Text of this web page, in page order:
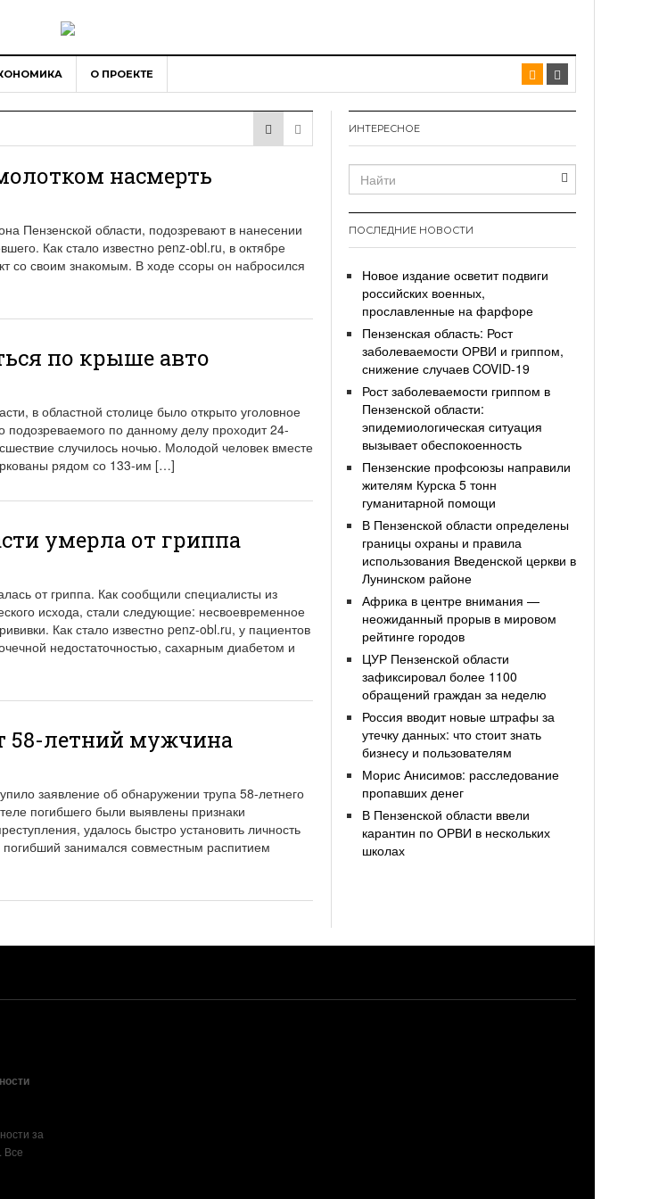
О ПРОЕКТЕ
насмерть
Пензенской области, подозревают в нанесении
Как стало известно penz-obl.ru, в октябре
со своим знакомым. В ходе ссоры он набросился
по крыше авто
в областной столице было открыто уголовное
подозреваемого по данному делу проходит 24-
случилось ночью. Молодой человек вместе
рядом со 133-им […]
умерла от гриппа
от гриппа. Как сообщили специалисты из
исхода, стали следующие: несвоевременное
Как стало известно penz-obl.ru, у пациентов
недостаточностью, сахарным диабетом и
58-летний мужчина
заявление об обнаружении трупа 58-летнего
погибшего были выявлены признаки
удалось быстро установить личность
погибший занимался совместным распитием
ИНТЕРЕСНОЕ
ПОСЛЕДНИЕ НОВОСТИ
Новое издание осветит подвиги
российских военных,
прославленные на фарфоре
Пензенская область: Рост
заболеваемости ОРВИ и гриппом,
снижение случаев COVID-19
Рост заболеваемости гриппом в
Пензенской области:
эпидемиологическая ситуация
вызывает обеспокоенность
Пензенские профсоюзы направили
жителям Курска 5 тонн
гуманитарной помощи
В Пензенской области определены
границы охраны и правила
использования Введенской церкви в
Лунинском районе
Африка в центре внимания —
неожиданный прорыв в мировом
рейтинге городов
ЦУР Пензенской области
зафиксировал более 1100
обращений граждан за неделю
Россия вводит новые штрафы за
утечку данных: что стоит знать
бизнесу и пользователям
Морис Анисимов: расследование
пропавших денег
В Пензенской области ввели
карантин по ОРВИ в нескольких
школах
за
Все